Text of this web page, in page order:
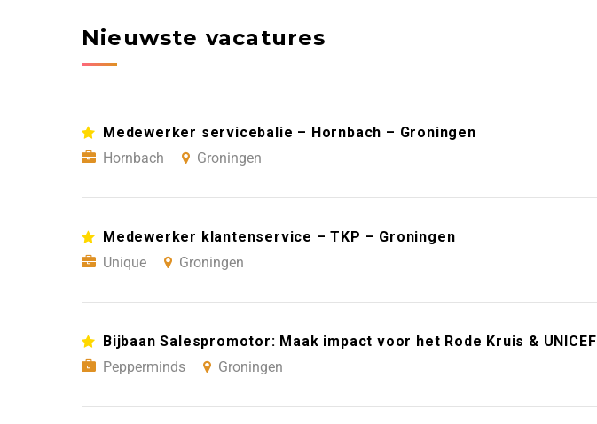
Nieuwste vacatures
Medewerker servicebalie – Hornbach – Groningen
Hornbach
Groningen
Medewerker klantenservice – TKP – Groningen
Unique
Groningen
Bijbaan Salespromotor: Maak impact voor het Rode Kruis & UNICEF
Pepperminds
Groningen